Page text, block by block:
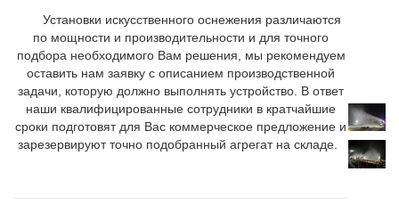
Установки искусственного оснежения различаются
по мощности и производительности и для точного
подбора необходимого Вам решения, мы рекомендуем
оставить нам заявку с описанием производственной
задачи, которую должно выполнять устройство. В ответ
наши квалифицированные сотрудники в кратчайшие
сроки подготовят для Вас коммерческое предложение и
зарезервируют точно подобранный агрегат на складе.